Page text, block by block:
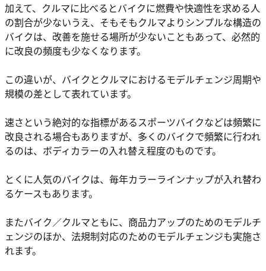
加えて、クルマに比べるとバイクに燃費や快適性を求める人
の割合が少ないうえ、そもそもクルマよりシンプルな構造の
バイクは、改善を施せる場所が少ないこともあって、必然的
に改良の頻度も少なくなります。
この違いが、バイクとクルマにおけるモデルチェンジ周期や
規模の差として表れています。
速さという絶対的な指標があるスポーツバイクなどは頻繁に
改良される場合もありますが、多くのバイクで頻繁に行われ
るのは、ボディカラーの入れ替え程度のものです。
とくに人気のバイクは、毎年カラーラインナップが入れ替わ
るケースもあります。
またバイク／クルマともに、商品力アップのためのモデルチ
ェンジのほか、法規制対応のためのモデルチェンジも実施さ
れます。